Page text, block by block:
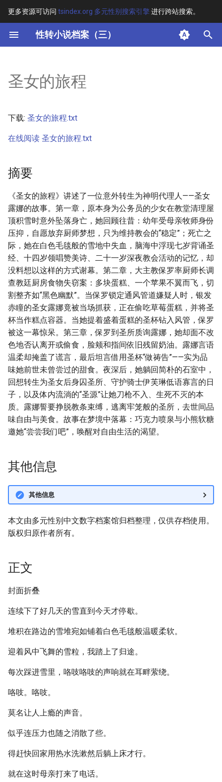
更多资源可访问 tsindex.org 多元性别搜索引擎进行跨站搜索。
性转小说档案（三）
键
开
搜
索
其他信息
正文
圣女的旅程
下载: 圣女的旅程.txt
在线阅读 圣女的旅程.txt
摘要
《圣女的旅程》讲述了一位意外转生为神明代理人——圣女
露娜的故事。第一章，原本身为公务员的少女在教堂清理屋
顶积雪时意外坠落身亡，她回顾往昔：幼年受母亲牧师身份
压抑，自愿放弃厨师梦想，只为维持教会的“稳定”；死亡之
际，她在白色毛毯般的雪地中失血，脑海中浮现七岁背诵圣
经、十四岁领唱赞美诗、二十一岁深夜教会活动的记忆，却
没料想以这样的方式谢幕。第二章，大主教保罗率厨师长调
查教廷厨房食物失窃案：多块蛋糕、一个苹果不翼而飞，切
割整齐如“黑色幽默”。当保罗锁定通风管道嫌疑人时，银发
赤瞳的圣女露娜竟被当场抓获，正在偷吃草莓蛋糕，并将圣
杯当作糕点容器。当她提着盛着蛋糕的圣杯钻入风管，保罗
被这一幕惊呆。第三章，保罗到圣所质询露娜，她却面不改
色地否认离开或偷食，脸颊和指间依旧残留奶油。露娜言语
温柔却掩盖了谎言，最后坦言借用圣杯“做祷告”——实为品
味她前世未曾尝过的甜食。夜深后，她躺回简朴的石室中，
回想转生为圣女后身囚圣所、守护骑士伊芙琳低语寡言的日
子，以及体内流淌的“圣源”让她刀枪不入、生死不灭的本
质。露娜誓要挣脱教条束缚，逃离牢笼般的圣所，去世间品
味自由与美食。故事在梦境中落幕：巧克力喷泉与小熊软糖
邀她“尝尝我们吧”，唤醒对自由生活的渴望。
其他信息
其他信息
本文由多元性别中文数字档案馆归档整理，仅供存档使用。
版权归原作者所有。
正文
封面折叠
连续下了好几天的雪直到今天才停歇。
堆积在路边的雪堆宛如铺着白色毛毯般温暖柔软。
迎着风中飞舞的雪粒，我踏上了归途。
每次踩进雪里，咯吱咯吱的声响就在耳畔萦绕。
咯吱。咯吱。
莫名让人上瘾的声音。
似乎连压力也随之消散了些。
得赶快回家用热水洗漱然后躺上床才行。
就在这时母亲打来了电话。